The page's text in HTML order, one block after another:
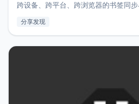
跨设备、跨平台、跨浏览器的书签同
用，让管理更高效。ZMark官网地址：
分享发现